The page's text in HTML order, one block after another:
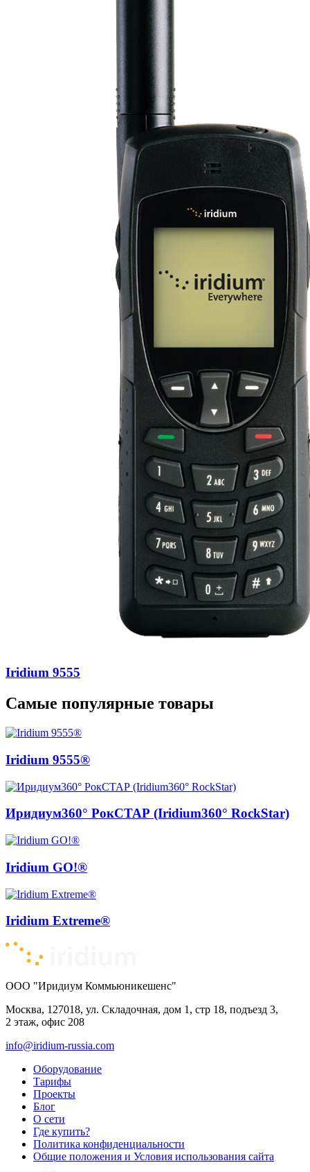
Iridium 9555
Самые популярные товары
Iridium 9555®
Иридиум360° РокСТАР (Iridium360° RockStar)
Iridium GO!®
Iridium Extreme®
ООО "Иридиум Коммьюникешенс"
Москва, 127018, ул. Складочная, дом 1, стр 18, подъезд 3,
2 этаж, офис 208
info@iridium-russia.com
Оборудование
Тарифы
Проекты
Блог
О сети
Где купить?
Политика конфиденциальности
Общие положения и Условия использования сайта